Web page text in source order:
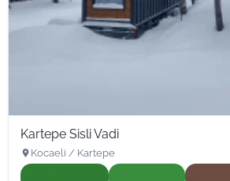
Kartepe Sisli Vadi
Kocaeli / Kartepe